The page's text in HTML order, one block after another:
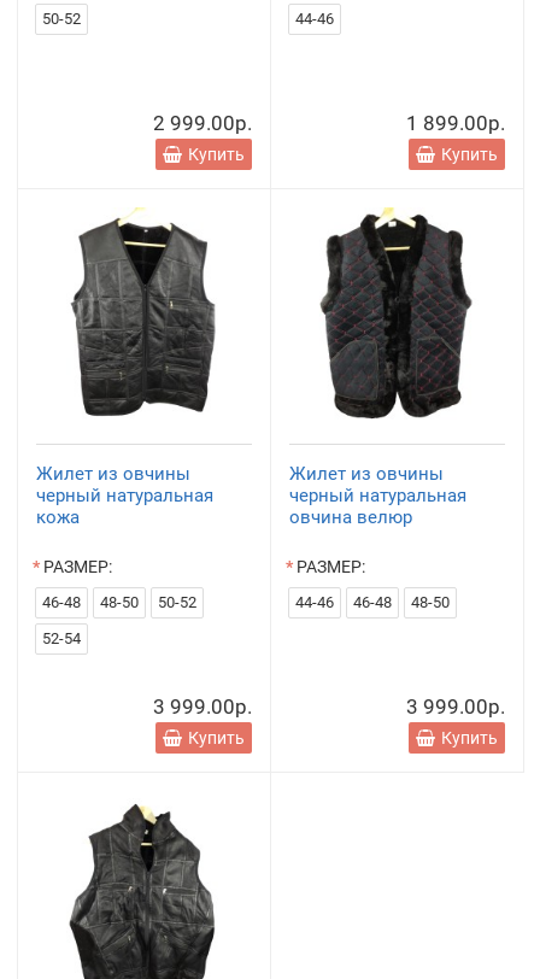
50-52
2 999.00р.
Купить
44-46
1 899.00р.
Купить
Жилет из овчины
черный натуральная
кожа
РАЗМЕР:
46-48 48-50
50-52
52-54
3 999.00р.
Купить
Жилет из овчины
черный натуральная
овчина велюр
РАЗМЕР:
44-46 46-48 48-50
3 999.00р.
Купить